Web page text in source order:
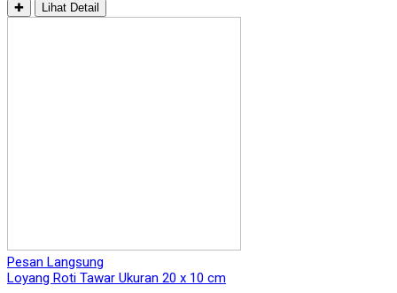
✚ Lihat Detail
Pesan Langsung
Loyang Roti Tawar Ukuran 20 x 10 cm